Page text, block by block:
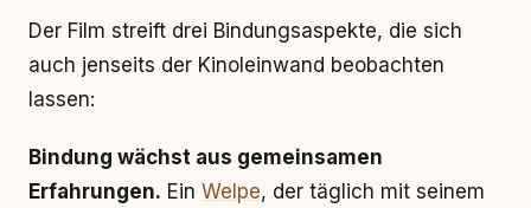
Der Film streift drei Bindungsaspekte, die sich
auch jenseits der Kinoleinwand beobachten
lassen:
Bindung wächst aus gemeinsamen
Erfahrungen. Ein Welpe, der täglich mit seinem